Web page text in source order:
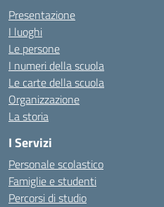
Presentazione
I luoghi
Le persone
I numeri della scuola
Le carte della scuola
Organizzazione
La storia
I Servizi
Personale scolastico
Famiglie e studenti
Percorsi di studio